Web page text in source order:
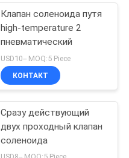
Клапан соленоида путя
high-temperature 2
пневматический
USD10-- MOQ:5 Piece
КОНТАКТ
Сразу действующий
двух проходный клапан
соленоида